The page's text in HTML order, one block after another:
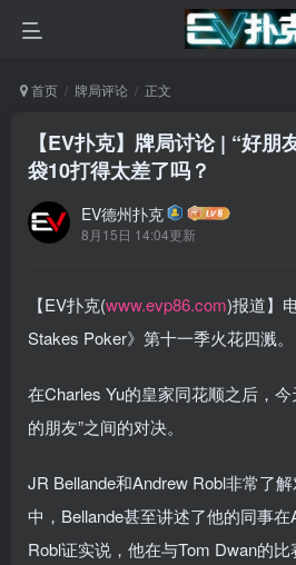
首页 牌局评论 正文
【EV扑克】牌局讨论 | “好朋
袋10打得太差了吗？
EV德州扑克
8月15日 14:04更新
【EV扑克(www.evp86.com)报道】
Stakes Poker》第十一季火花四溅。
在Charles Yu的皇家同花顺之后，
的朋友”之间的对决。
JR Bellande和Andrew Robl非常了
中，Bellande甚至讲述了他的同事在
Robl证实说，他在与Tom Dwan的